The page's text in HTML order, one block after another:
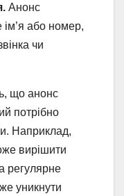
Анонс
або номер,
чи
що анонс
потрібно
Наприклад,
вирішити
регулярне
уникнути